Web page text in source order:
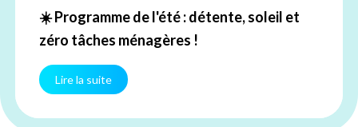
☀️ Programme de l'été : détente, soleil et
zéro tâches ménagères !
Lire la suite